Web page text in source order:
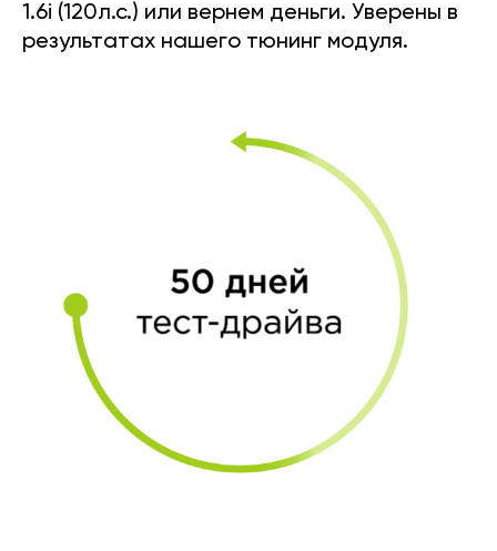
1.6i (120л.с.) или вернем деньги. Уверены в
результатах нашего тюнинг модуля.